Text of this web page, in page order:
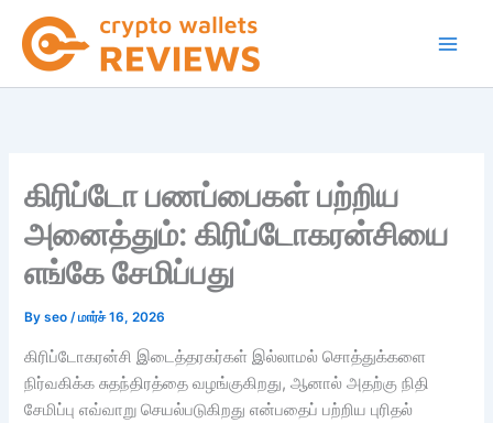
content
கிரிப்டோ பணப்பைகள் பற்றிய
அனைத்தும்: கிரிப்டோகரன்சியை
எங்கே சேமிப்பது
Byseo/மார்ச் 16, 2026
கிரிப்டோகரன்சி இடைத்தரகர்கள் இல்லாமல் சொத்துக்களை
நிர்வகிக்க சுதந்திரத்தை வழங்குகிறது, ஆனால் அதற்கு நிதி
சேமிப்பு எவ்வாறு செயல்படுகிறது என்பதைப் பற்றிய புரிதல்